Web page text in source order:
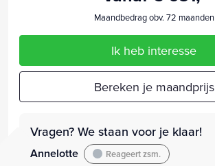
Maandbedrag obv. 72 maanden
Ik heb interesse
Bereken je maandprijs
Vragen? We staan voor je klaar!
Annelotte Reageert zsm.